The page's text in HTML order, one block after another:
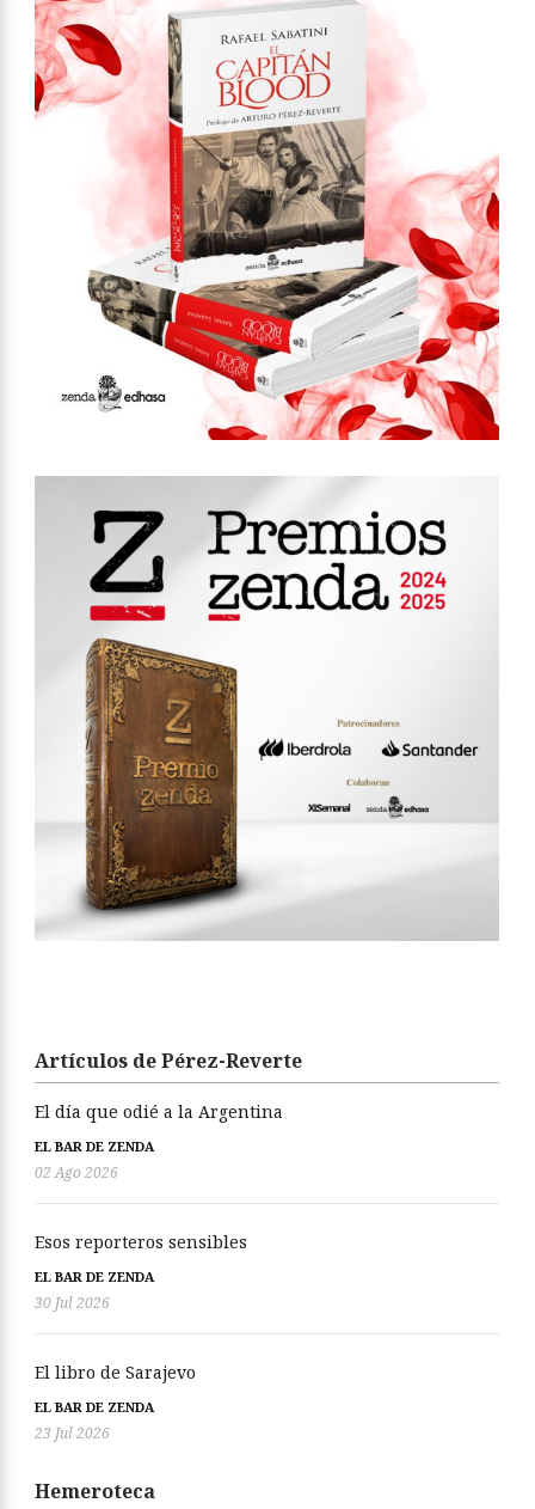
Artículos de Pérez-Reverte
El día que odié a la Argentina
EL BAR DE ZENDA
02 Ago 2026
Esos reporteros sensibles
EL BAR DE ZENDA
30 Jul 2026
El libro de Sarajevo
EL BAR DE ZENDA
23 Jul 2026
Hemeroteca